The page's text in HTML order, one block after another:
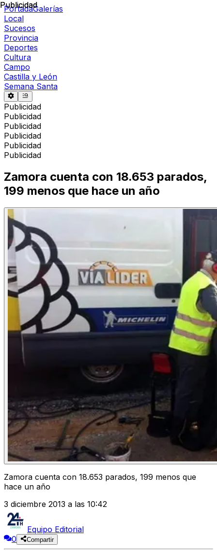
PortadaGalerías
Local
Sucesos
Provincia
Deportes
Cultura
Campo
Castilla y León
Semana Santa
Publicidad
Publicidad
Publicidad
Publicidad
Publicidad
Publicidad
Publicidad
Zamora cuenta con 18.653 parados,
199 menos que hace un año
Zamora cuenta con 18.653 parados, 199 menos que
hace un año
3 diciembre 2013 a las 10:42
Equipo Editorial
0
Compartir
Publicidad